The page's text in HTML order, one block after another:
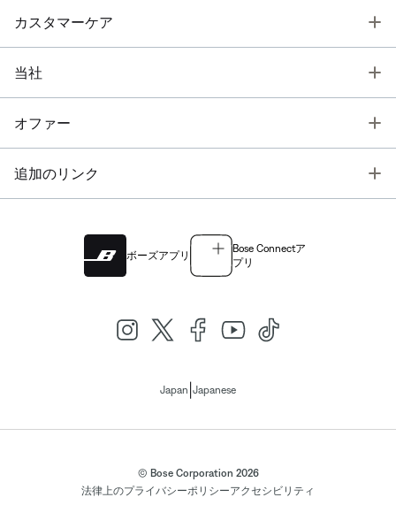
カスタマーケア
当社
オファー
追加のリンク
ボーズアプリ
Bose Connectア
プリ
Japan Japanese
© Bose Corporation 2026
法律上のプライバシーポリシーアクセシビリティ